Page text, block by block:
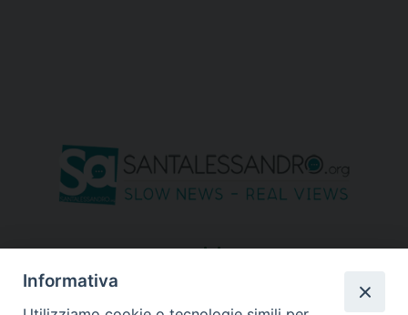
seguici su
Informativa